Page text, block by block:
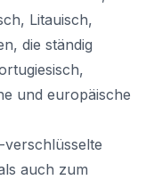
Litauisch,
die ständig
und europäische
auch zum